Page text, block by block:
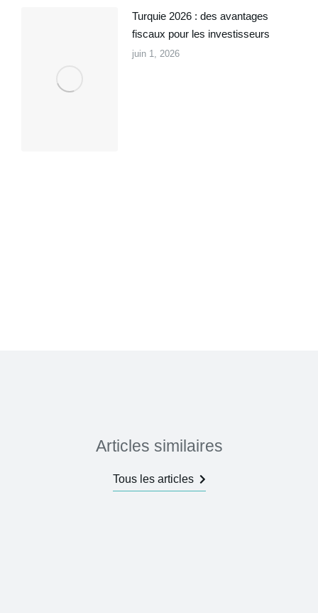
Turquie 2026 : des avantages
fiscaux pour les investisseurs
juin 1, 2026
Articles similaires
Tous les articles